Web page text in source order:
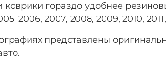
коврики гораздо удобнее
2006, 2007, 2008, 2009, 2010, 2011,
представлены